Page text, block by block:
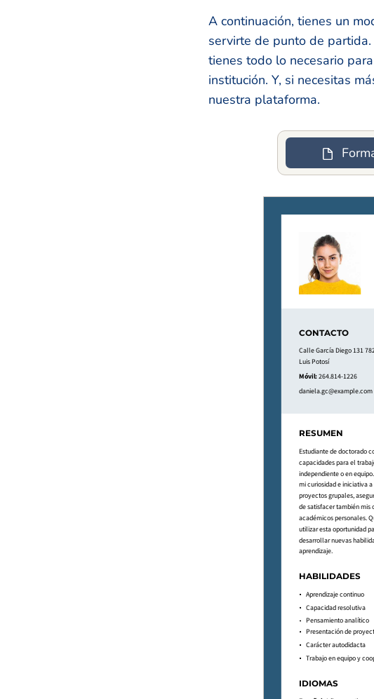
A continuación, tienes un
servirte de punto de
tienes todo lo necesario
institución. Y, si necesitas
nuestra plataforma.